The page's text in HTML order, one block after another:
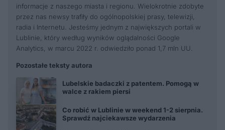
informacje z naszego miasta i regionu. Wielokrotnie zdobyte
przez nas newsy trafiły do ogólnopolskiej prasy, telewizji,
radia i Internetu. Jesteśmy jednym z największych portali w
Lublinie, który według wyników oglądalności Google
Analytics, w marcu 2022 r. odwiedziło ponad 1,7 mln UU.
Pozostałe teksty autora
Lubelskie badaczki z patentem. Pomogą w
walce z rakiem piersi
Co robić w Lublinie w weekend 1-2 sierpnia.
Sprawdź najciekawsze wydarzenia